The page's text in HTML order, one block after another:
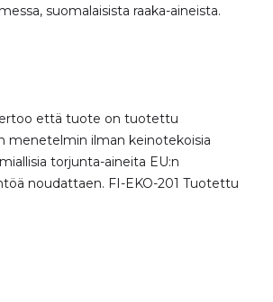
suomalaisista raaka-aineista.
että tuote on tuotettu
menetelmin ilman keinotekoisia
torjunta-aineita EU:n
noudattaen. FI-EKO-201 Tuotettu